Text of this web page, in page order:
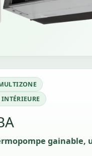
gainable,